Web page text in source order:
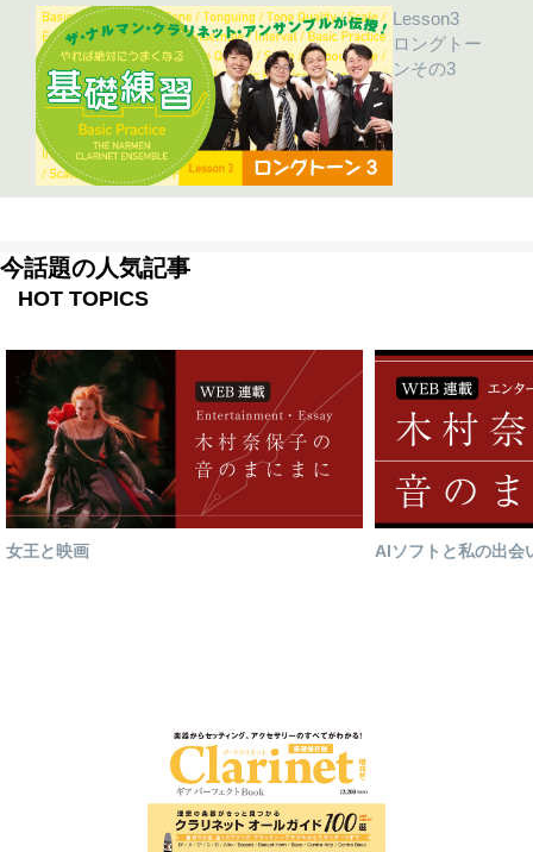
Lesson3
ロングトー
ンその3
今話題の人気記事
HOT TOPICS
女王と映画 AIソフトと私の出会